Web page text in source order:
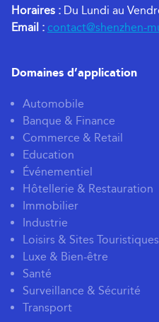
Horaires : Du Lundi au
Email : contact@shenzhen-
Domaines d’application
Automobile
Banque & Finance
Commerce & Retail
Education
Événementiel
Hôtellerie & Restauration
Immobilier
Industrie
Loisirs & Sites Touristiques
Luxe & Bien-être
Santé
Surveillance & Sécurité
Transport